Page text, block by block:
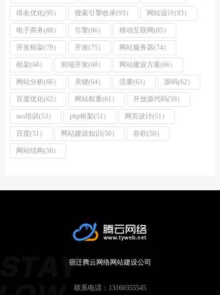
排名优化(95） 搜索引擎收录(93） 网站设计(93）
电子商务(88） 引擎(86） 移动互联网(85）
开发框架(79） 开发(75） 网站服务器(74）
框架(68） 前端开发(68） 网站建设方案(66）
网站分析(66） 关键(64） 流量(63） 源码(62）
百度优化(62） 网站权重(61） 开放源代码(59）
seo培训(53） php框架(51） 网页设计(51）
百度(51） 网站建设知识(50） 谷歌(50）
网站结构(50）
宿迁腾云网络网站建设公司
联系电话： 13160355545